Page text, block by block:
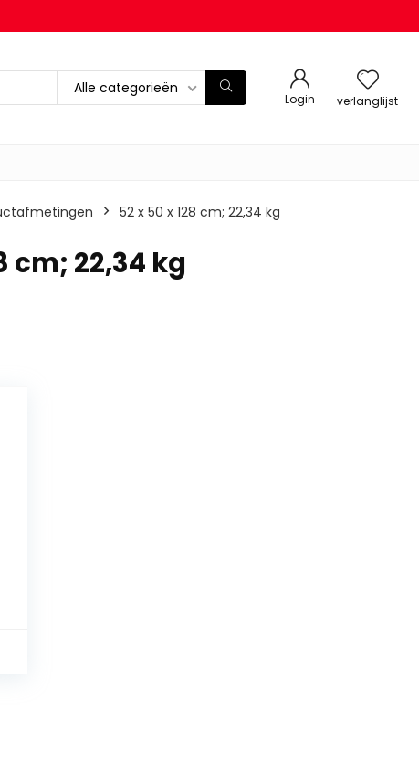
Alle categorieën
Login verlanglijst
‎52 x 50 x 128 cm; 22,34 kg
cm; 22,34 kg